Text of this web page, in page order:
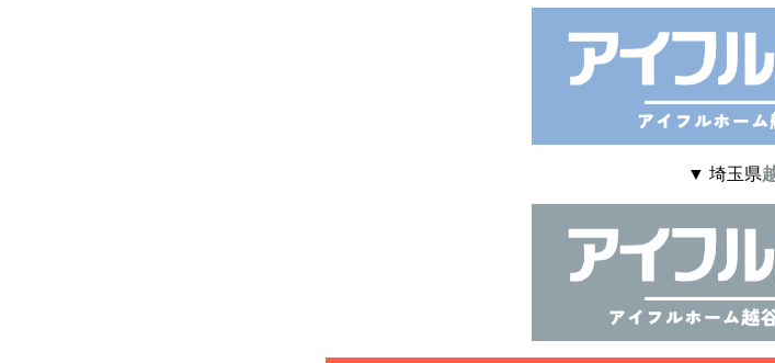
▼ 埼玉県